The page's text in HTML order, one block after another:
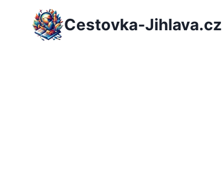
Přeskočit
Cestovka-Jihlava.cz